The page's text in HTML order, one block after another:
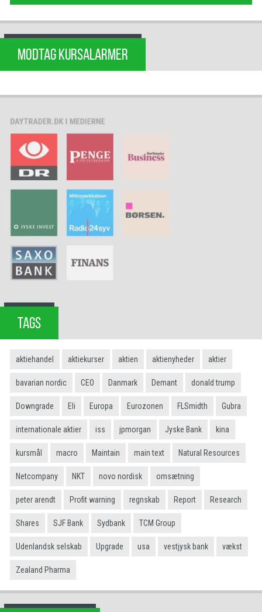
MODTAG KURSALARMER
TAGS
aktiehandel aktiekurser aktien aktienyheder aktier
bavarian nordic CEO Danmark Demant donald trump
Downgrade Eli Europa Eurozonen FLSmidth Gubra
internationale aktier iss jpmorgan Jyske Bank kina
kursmål macro Maintain main text Natural Resources
Netcompany NKT novo nordisk omsætning
peter arendt Profit warning regnskab Report Research
Shares SJF Bank Sydbank TCM Group
Udenlandsk selskab Upgrade usa vestjysk bank vækst
Zealand Pharma